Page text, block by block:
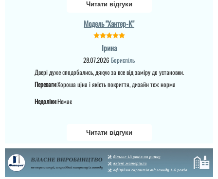
Читати відгуки
Модель "Хантер-К"
Ірина
28.07.2026 Бориспіль
Двері дуже сподобались, дякую за все від заміру до установки.
Переваги:Хороша ціна і якість покриття, дизайн теж норма
Недоліки:Немає
Читати відгуки